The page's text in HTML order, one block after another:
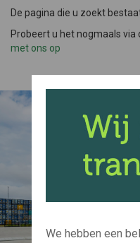
De pagina die u zoekt
Probeert u het nogmaals via
met ons op
Kom
En we kijken
We hebben een